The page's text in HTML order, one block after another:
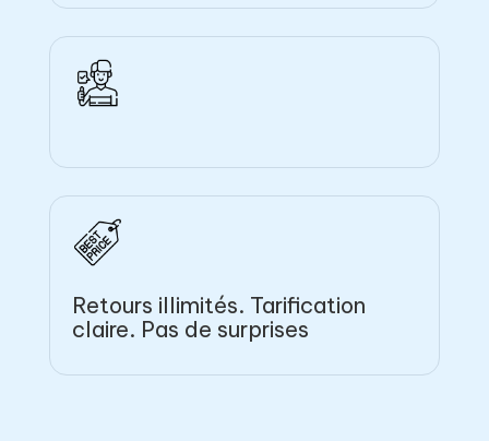
Retours illimités. Tarification
claire. Pas de surprises